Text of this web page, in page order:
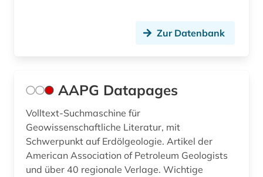
barßel (1)
basel (3)
bauwesen (1)
bayerisch-schwaben (2)
Zur Datenbank
AAPG Datapages
Volltext-Suchmaschine für
Geowissenschaftliche Literatur, mit
Schwerpunkt auf Erdölgeologie. Artikel der
American Association of Petroleum Geologists
und über 40 regionale Verlage. Wichtige